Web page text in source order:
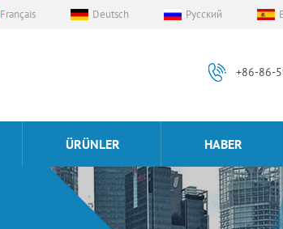
Français Deutsch Русский
+86-86-
ÜRÜNLER HABER